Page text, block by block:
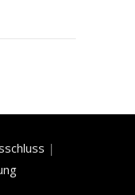
|